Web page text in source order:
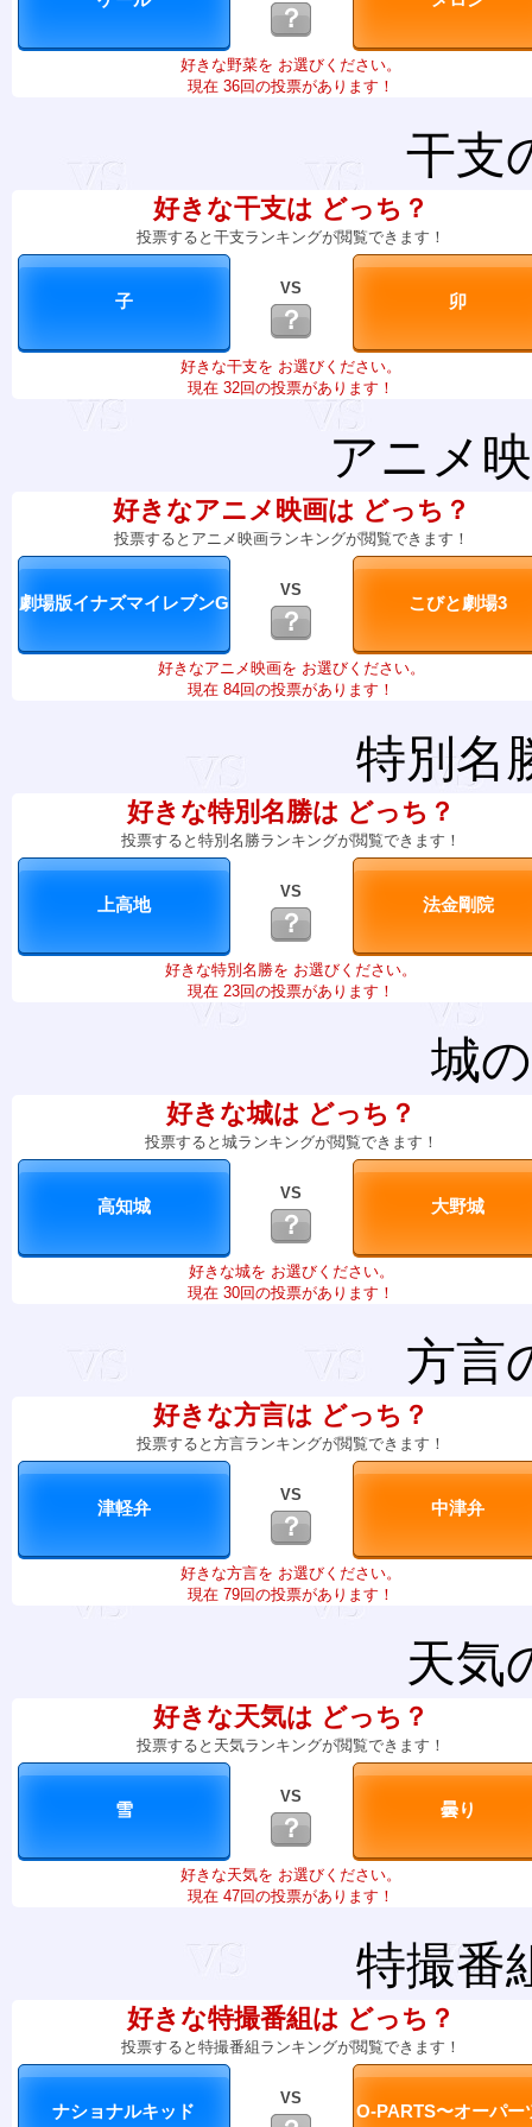
？
好きな野菜を お選びください。
現在 36回の投票があります！
干支
好きな干支は どっち？
投票すると干支ランキングが閲覧できます！
VS
？
好きな干支を お選びください。
現在 32回の投票があります！
アニメ
好きなアニメ映画は どっち？
投票するとアニメ映画ランキングが閲覧できます！
VS
？
好きなアニメ映画を お選びください。
現在 84回の投票があります！
特別名
好きな特別名勝は どっち？
投票すると特別名勝ランキングが閲覧できます！
VS
？
好きな特別名勝を お選びください。
現在 23回の投票があります！
城
好きな城は どっち？
投票すると城ランキングが閲覧できます！
VS
？
好きな城を お選びください。
現在 30回の投票があります！
方言
好きな方言は どっち？
投票すると方言ランキングが閲覧できます！
VS
？
好きな方言を お選びください。
現在 79回の投票があります！
天気
好きな天気は どっち？
投票すると天気ランキングが閲覧できます！
VS
？
好きな天気を お選びください。
現在 47回の投票があります！
特撮番
好きな特撮番組は どっち？
投票すると特撮番組ランキングが閲覧できます！
VS